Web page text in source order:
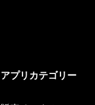
アプリカテゴリー